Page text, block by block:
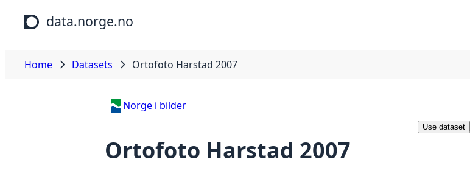
Skip to main content
data.norge.no
Home Datasets Ortofoto Harstad 2007
Norge i bilder
Ortofoto Harstad 2007
Use dataset